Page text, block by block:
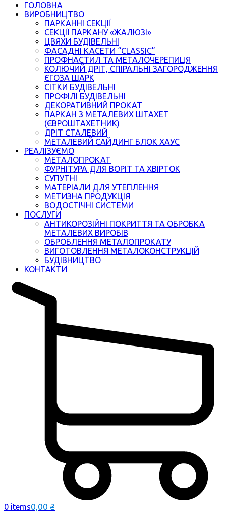
ГОЛОВНА
ВИРОБНИЦТВО
ПАРКАННІ СЕКЦІЇ
СЕКЦІЇ ПАРКАНУ «ЖАЛЮЗІ»
ЦВЯХИ БУДІВЕЛЬНІ
ФАСАДНІ КАСЕТИ “CLASSIC”
ПРОФНАСТИЛ ТА МЕТАЛОЧЕРЕПИЦЯ
КОЛЮЧИЙ ДРІТ, СПІРАЛЬНІ ЗАГОРОДЖЕННЯ
ЄГОЗА ШАРК
СІТКИ БУДІВЕЛЬНІ
ПРОФІЛІ БУДІВЕЛЬНІ
ДЕКОРАТИВНИЙ ПРОКАТ
ПАРКАН З МЕТАЛЕВИХ ШТАХЕТ
(ЄВРОШТАХЕТНИК)
ДРІТ СТАЛЕВИЙ
МЕТАЛЕВИЙ САЙДИНГ БЛОК ХАУС
РЕАЛІЗУЄМО
МЕТАЛОПРОКАТ
ФУРНІТУРА ДЛЯ ВОРІТ ТА ХВІРТОК
СУПУТНІ
МАТЕРІАЛИ ДЛЯ УТЕПЛЕННЯ
МЕТИЗНА ПРОДУКЦІЯ
ВОДОСТІЧНІ СИСТЕМИ
ПОСЛУГИ
АНТИКОРОЗІЙНІ ПОКРИТТЯ ТА ОБРОБКА
МЕТАЛЕВИХ ВИРОБІВ
ОБРОБЛЕННЯ МЕТАЛОПРОКАТУ
ВИГОТОВЛЕННЯ МЕТАЛОКОНСТРУКЦІЙ
БУДІВНИЦТВО
КОНТАКТИ
0 items0,00 ₴